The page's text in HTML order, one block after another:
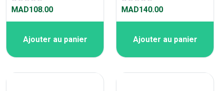
MAD108.00
Ajouter au panier
MAD140.00
Ajouter au panier